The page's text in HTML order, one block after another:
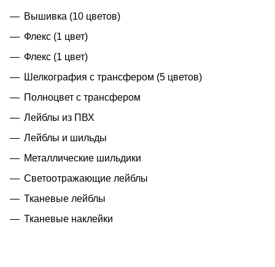
Вышивка (10 цветов)
Флекс (1 цвет)
Флекс (1 цвет)
Шелкография с трансфером (5 цветов)
Полноцвет с трансфером
Лейблы из ПВХ
Лейблы и шильды
Металлические шильдики
Светоотражающие лейблы
Тканевые лейблы
Тканевые наклейки